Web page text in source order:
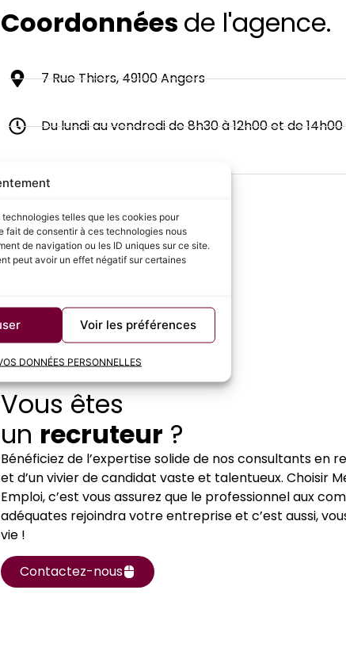
telles que les cookies pour
fait de consentir à ces technologies nous
de navigation ou les ID uniques sur ce site.
peut avoir un effet négatif sur certaines
Voir les préférences
DONNÉES PERSONNELLES
Coordonnées de l'agence.
7 Rue Thiers, 49100 Angers
Du lundi au vendredi de 8h30 à 12h00 et de 14h00
angers@menwayemploi.com
Vous êtes
un recruteur ?
Bénéficiez de l’expertise solide de nos consultants en
et d’un vivier de candidat vaste et talentueux. Choisir
Emploi, c’est vous assurez que le professionnel aux
adéquates rejoindra votre entreprise et c’est aussi,
vie !
Contactez-nous